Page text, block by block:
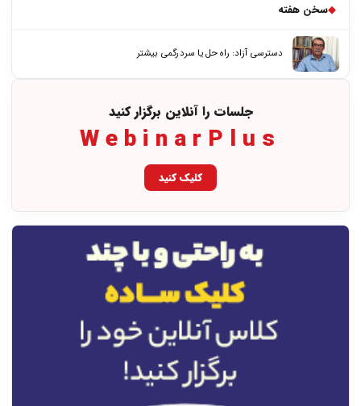
◆سخن هفته
دسترسی آزاد: راه حل یا سردرگمی بیشتر
جلسات را آنلاین برگزار کنید
WebinarPlus
کلیک کنید